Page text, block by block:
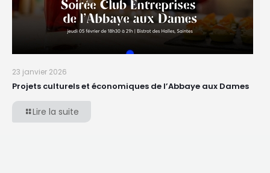
23 janvier 2026
Projets culturels et économiques de l’Abbaye aux Dames
Lire la suite